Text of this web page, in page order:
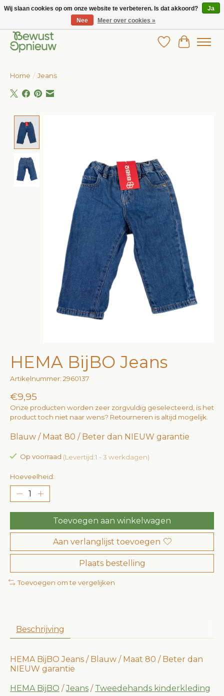
Wij bieden het grootste aanbod in betaalbare kinderkleding!
Verlanglijst
Home / Jeans
HEMA BijBO Jeans
Artikelnummer: 2960137
€9,95
Onze producten worden zeer zorgvuldig geselecteerd, is het
product toch niet naar wens? Retourneren is altijd mogelijk.
Blauw / Maat 80 / Beter dan NIEUW garantie
Op voorraad (Levertijd:1 - 3 werkdagen)
Hoeveelheid:
Toevoegen aan winkelwagen
Aan verlanglijst toevoegen
Plaats bestelling
Toevoegen om te vergelijken
Beschrijving
HEMA BijBO Jeans / Blauw / Maat 80 / Beter dan
NIEUW garantie
HEMA BijBO /Jeans / Tweedehands kinderkleding
Wij slaan cookies op om onze website te verbeteren. Is dat akkoord?
Ja
Nee
Meer over cookies »